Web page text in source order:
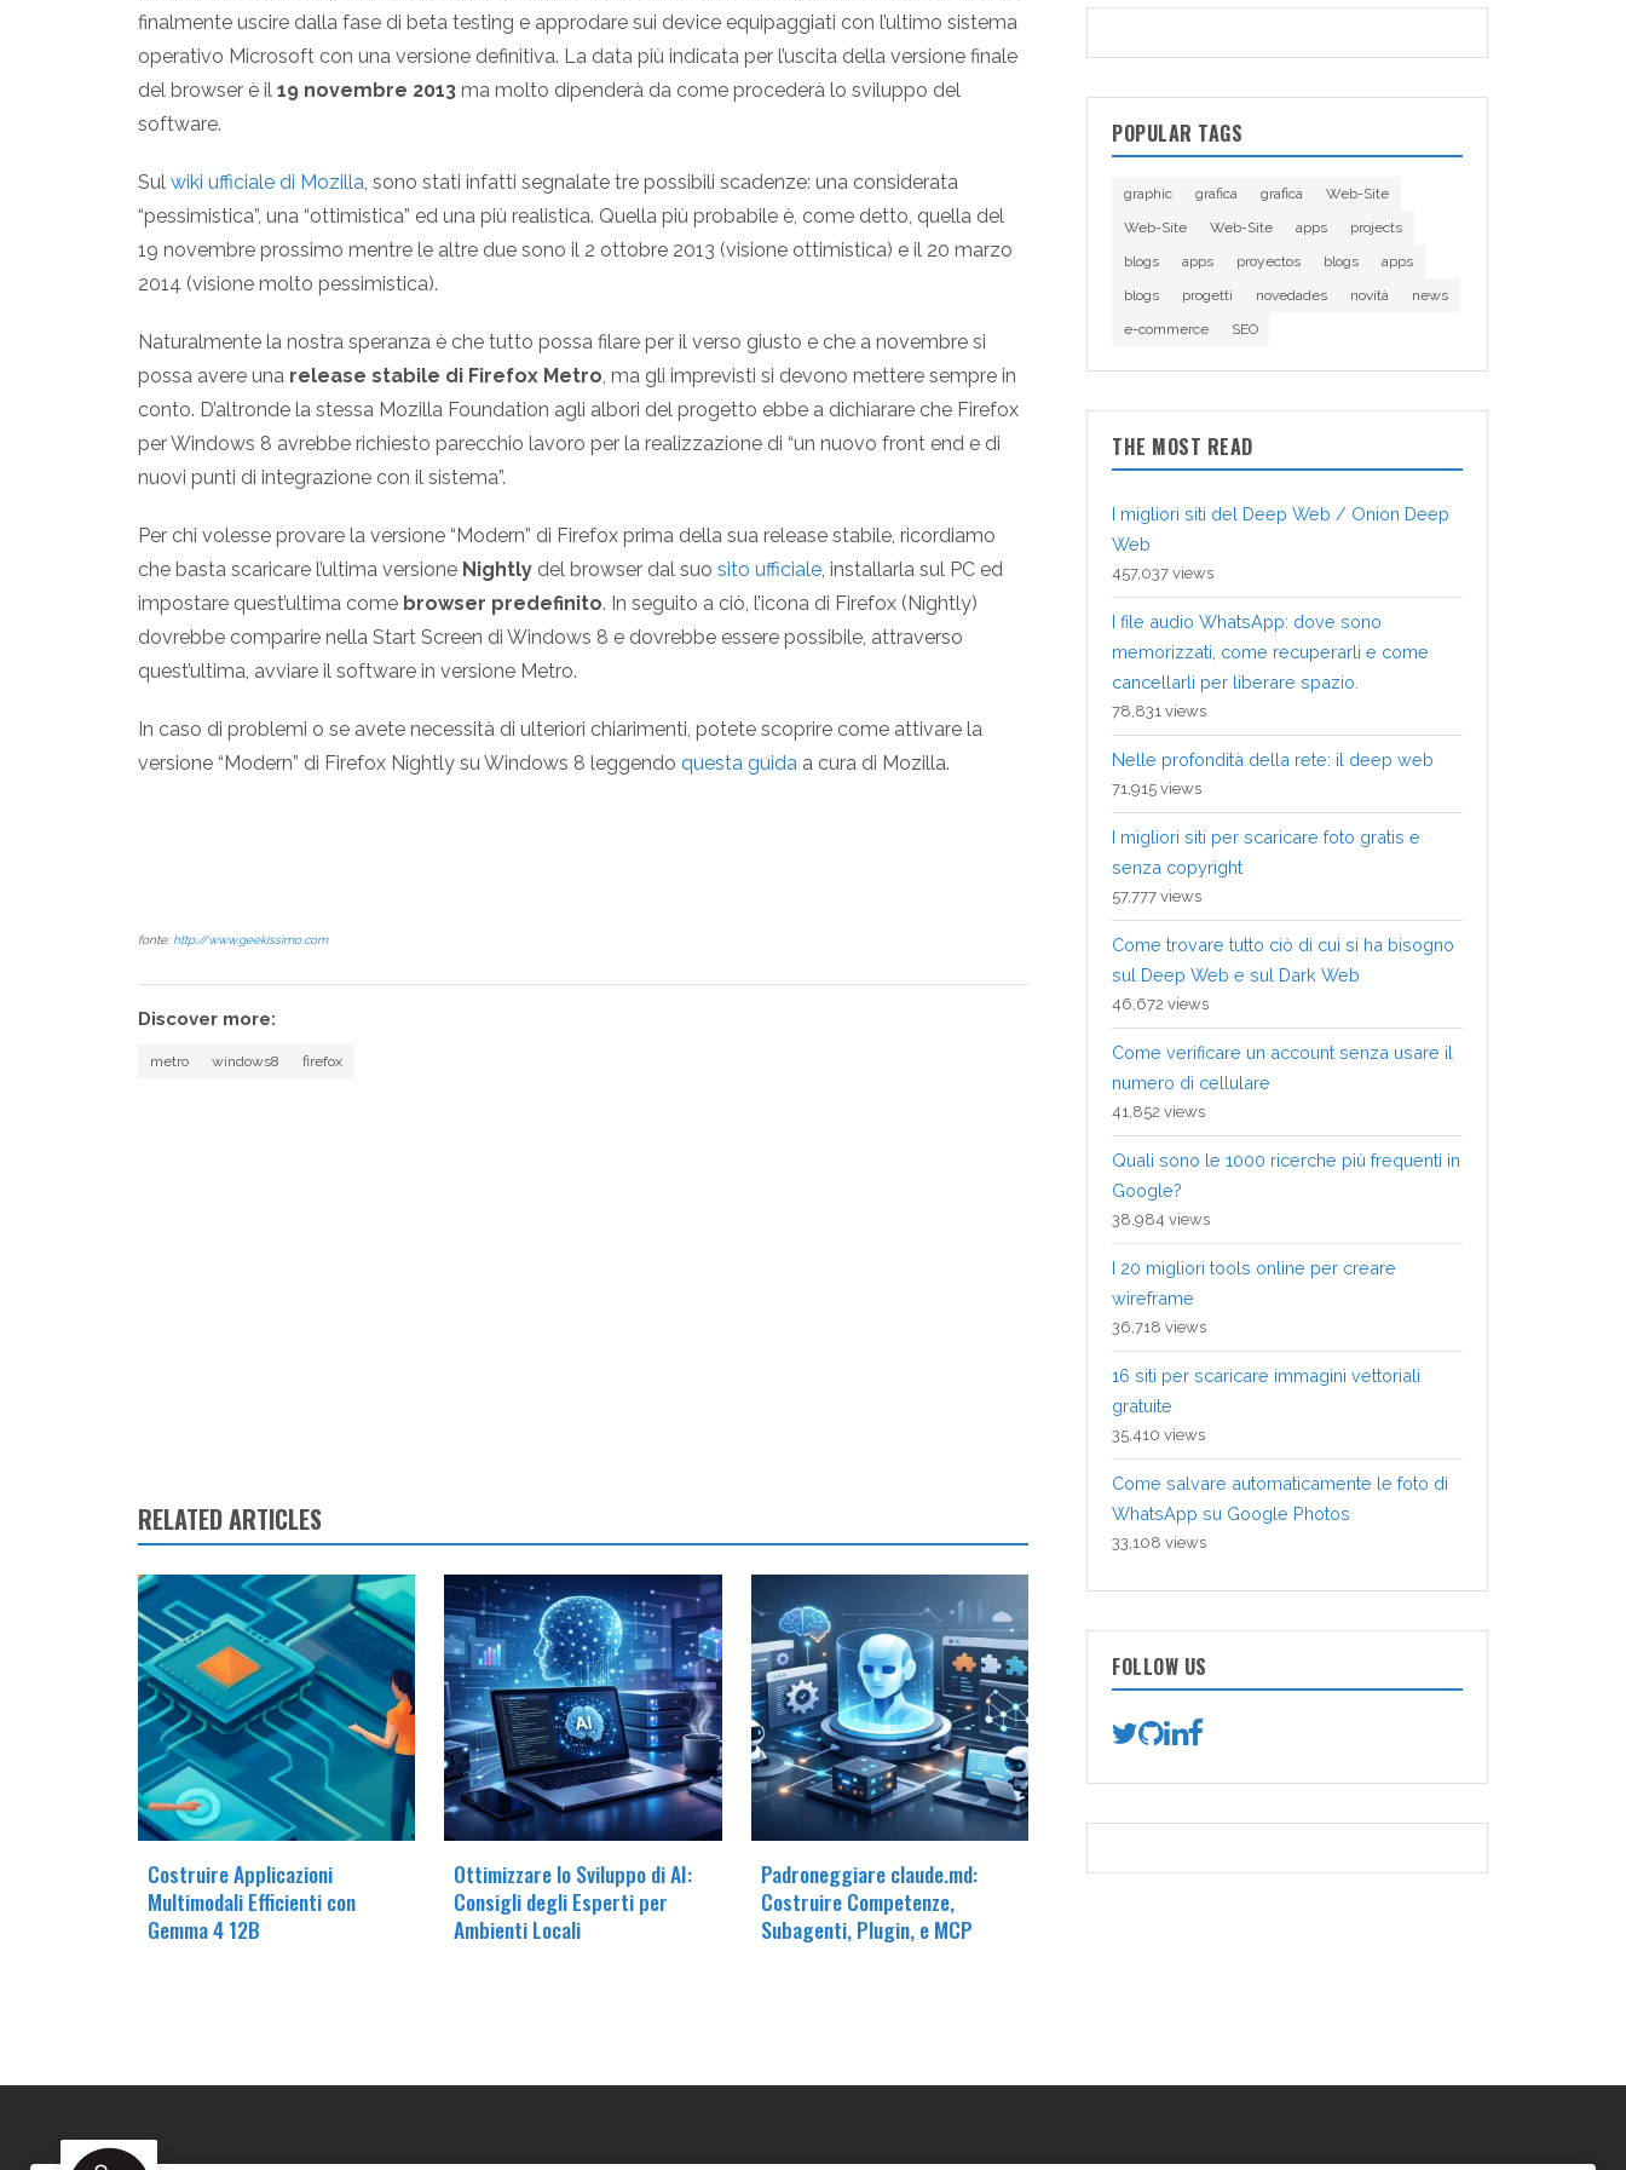
finalmente uscire dalla fase di beta testing e approdare sui device equipaggiati con l’ultimo sistema
operativo Microsoft con una versione definitiva. La data più indicata per l’uscita della versione finale
del browser è il 19 novembre 2013 ma molto dipenderà da come procederà lo sviluppo del
software.
Sul wiki ufficiale di Mozilla , sono stati infatti segnalate tre possibili scadenze: una considerata
“pessimistica”, una “ottimistica” ed una più realistica. Quella più probabile è, come detto, quella del
19 novembre prossimo mentre le altre due sono il 2 ottobre 2013 (visione ottimistica) e il 20 marzo
2014 (visione molto pessimistica).
Naturalmente la nostra speranza è che tutto possa filare per il verso giusto e che a novembre si
possa avere una release stabile di Firefox Metro , ma gli imprevisti si devono mettere sempre in
conto. D’altronde la stessa Mozilla Foundation agli albori del progetto ebbe a dichiarare che Firefox
per Windows 8 avrebbe richiesto parecchio lavoro per la realizzazione di “un nuovo front end e di
nuovi punti di integrazione con il sistema”.
Per chi volesse provare la versione “Modern” di Firefox prima della sua release stabile, ricordiamo
che basta scaricare l’ultima versione Nightly del browser dal suo sito ufficiale , installarla sul PC ed
impostare quest’ultima come browser predefinito. In seguito a ciò, l’icona di Firefox (Nightly)
dovrebbe comparire nella Start Screen di Windows 8 e dovrebbe essere possibile, attraverso
quest’ultima, avviare il software in versione Metro.
In caso di problemi o se avete necessità di ulteriori chiarimenti, potete scoprire come attivare la
versione “Modern” di Firefox Nightly su Windows 8 leggendo questa guida a cura di Mozilla.
fonte: http://www.geekissimo.com
Discover more:
metro windows8 firefox
RELATED ARTICLES
Costruire Applicazioni
Multimodali Efficienti con
Gemma 4 12B
Ottimizzare lo Sviluppo di AI:
Consigli degli Esperti per
Ambienti Locali
Padroneggiare claude.md:
Costruire Competenze,
Subagenti, Plugin, e MCP
POPULAR TAGS
graphic grafica grafica
Web-Site
Web-Site
Web-Site apps
projects
blogs
apps proyectos blogs
apps
blogs
progetti novedades novità
news
e-commerce
SEO
THE MOST READ
I migliori siti del Deep Web / Onion Deep
Web
457,037 views
I file audio WhatsApp: dove sono
memorizzati, come recuperarli e come
cancellarli per liberare spazio.
78,831 views
Nelle profondità della rete: il deep web
71,915 views
I migliori siti per scaricare foto gratis e
senza copyright
57,777 views
Come trovare tutto ciò di cui si ha bisogno
sul Deep Web e sul Dark Web
46,672 views
Come verificare un account senza usare il
numero di cellulare
41,852 views
Quali sono le 1000 ricerche più frequenti in
Google?
38,984 views
I 20 migliori tools online per creare
wireframe
36,718 views
16 siti per scaricare immagini vettoriali
gratuite
35,410 views
Come salvare automaticamente le foto di
WhatsApp su Google Photos
33,108 views
FOLLOW US